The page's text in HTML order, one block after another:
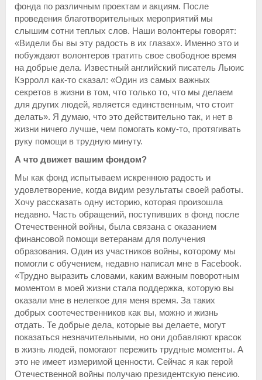
фонда по различным проектам и акциям. После
проведения благотворительных мероприятий мы
слышим сотни теплых слов. Наши волонтеры говорят:
«Видели бы вы эту радость в их глазах». Именно это и
побуждают волонтеров тратить свое свободное время
на добрые дела. Известный английский писатель Льюис
Кэрролл как-то сказал: «Один из самых важных
секретов в жизни в том, что только то, что мы делаем
для других людей, является единственным, что стоит
делать». Я думаю, что это действительно так, и нет в
жизни ничего лучше, чем помогать кому-то, протягивать
руку помощи в трудную минуту.
А что движет вашим фондом?
Мы как фонд испытываем искреннюю радость и
удовлетворение, когда видим результаты своей работы.
Хочу рассказать одну историю, которая произошла
недавно. Часть обращений, поступивших в фонд после
Отечественной войны, была связана с оказанием
финансовой помощи ветеранам для получения
образования. Один из участников войны, которому мы
помогли с обучением, недавно написал мне в Facebook.
«Трудно выразить словами, каким важным поворотным
моментом в моей жизни стала поддержка, которую вы
оказали мне в нелегкое для меня время. За таких
добрых соотечественников как вы, можно и жизнь
отдать. Те добрые дела, которые вы делаете, могут
показаться незначительными, но они добавляют красок
в жизнь людей, помогают пережить трудные моменты. А
это не имеет измеримой ценности. Сейчас я как герой
Отечественной войны получаю президентскую пенсию.